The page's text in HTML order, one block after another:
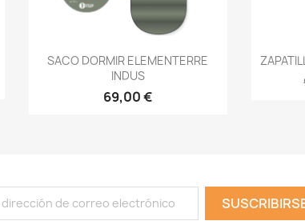
Vista rápida
SACO DORMIR ELEMENTERRE
INDUS
69,00 €